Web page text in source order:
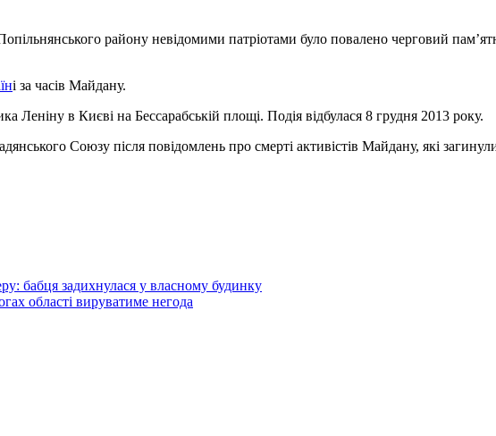
району невідомими патріотами було повалено черговий
і за часів Майдану.
в Києві на Бессарабській площі. Подія відбулася 8 грудня 2013 року.
Союзу після повідомлень про смерті активістів Майдану, які
бабця задихнулася у власному будинку
області вируватиме негода